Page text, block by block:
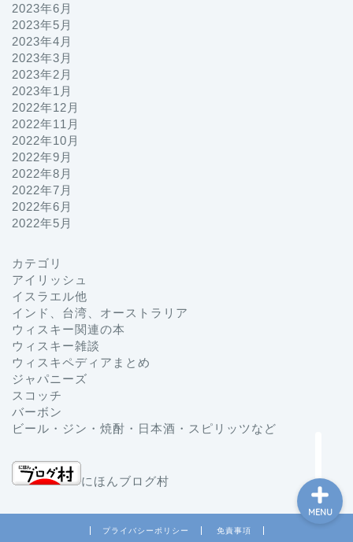
2023年6月
2023年5月
2023年4月
2023年3月
2023年2月
2023年1月
2022年12月
2022年11月
2022年10月
2022年9月
2022年8月
2022年7月
2022年6月
2022年5月
カテゴリ
アイリッシュ
イスラエル他
インド、台湾、オーストラリア
ウィスキー関連の本
ウィスキー雑談
ウィスキペディアまとめ
ジャパニーズ
スコッチ
バーボン
ビール・ジン・焼酎・日本酒・スピリッツなど
にほんブログ村
プライバシーポリシー 免責事項
MENU